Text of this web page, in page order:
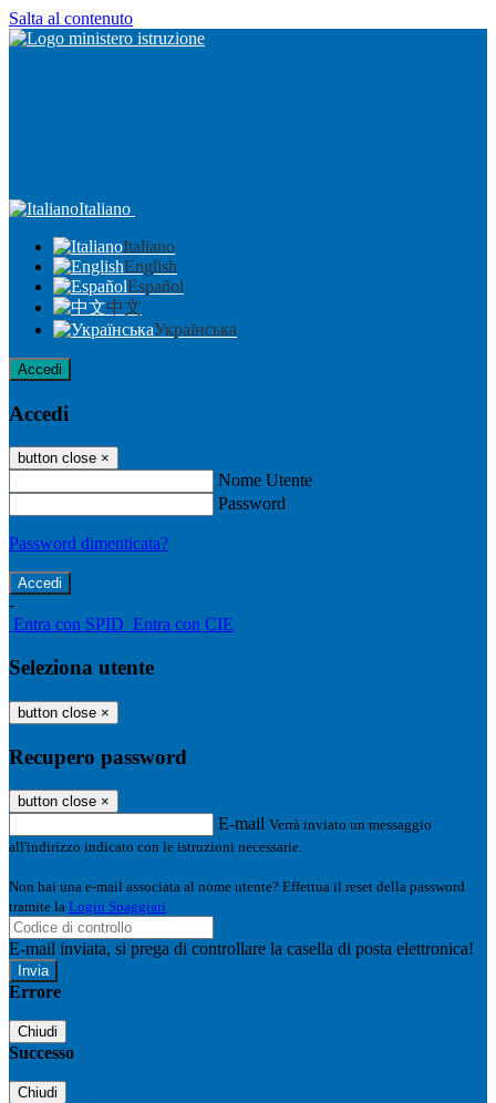
Salta al contenuto
Italiano
Italiano
English
Español
中文
Українська
Accedi
Accedi
button close ×
Nome Utente
Password
Password dimenticata?
-
Entra con SPID Entra con CIE
Seleziona utente
button close ×
Recupero password
button close ×
E-mail Verrà inviato un messaggio
all'indirizzo indicato con le istruzioni necessarie.
Non hai una e-mail associata al nome utente? Effettua il reset della password
tramite la Login Spaggiari
E-mail inviata, si prega di controllare la casella di posta elettronica!
Errore
Chiudi
Successo
Chiudi